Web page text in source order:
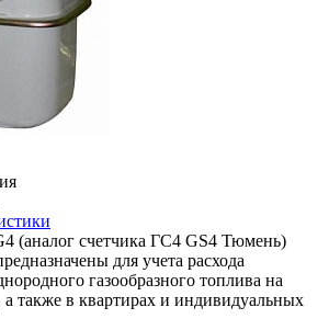
(аналог счетчика ГС4 GS4 Тюмень)
для учета расхода
газообразного топлива на
также в квартирах и индивидуальных